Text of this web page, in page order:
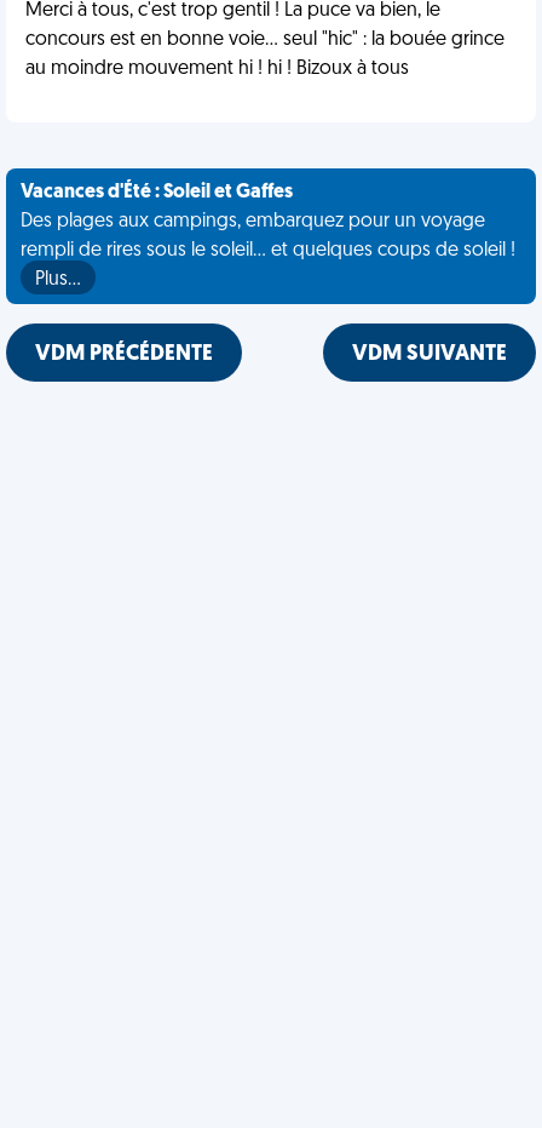
Merci à tous, c'est trop gentil ! La puce va bien, le
concours est en bonne voie... seul "hic" : la bouée grince
au moindre mouvement hi ! hi ! Bizoux à tous
Vacances d'Été : Soleil et Gaffes
Des plages aux campings, embarquez pour un voyage
rempli de rires sous le soleil... et quelques coups de soleil !
Plus…
VDM PRÉCÉDENTE VDM SUIVANTE